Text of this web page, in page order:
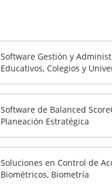
Software Gestión y
Educativos, Colegios y
Software de Balanced
Planeación Estratégica
Soluciones en Control de
Biométricos, Biometría